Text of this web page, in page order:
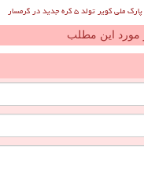
۵ کره جدید در گرمسار
مورد این مطلب